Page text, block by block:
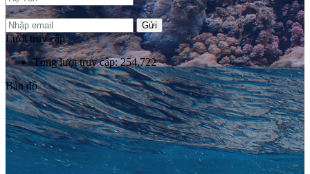
Gửi
Lượt truy cập
Tổng lượt truy cập: 254,722
Bản đồ